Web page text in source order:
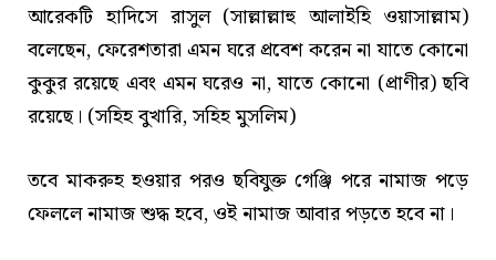
আরেকটি হাদিসে রাসুল (সাল্লাল্লাহু আলাইহি ওয়াসাল্লাম)
বলেছেন, ফেরেশতারা এমন ঘরে প্রবেশ করেন না যাতে কোনো
কুকুর রয়েছে এবং এমন ঘরেও না, যাতে কোনো (প্রাণীর) ছবি
রয়েছে। (সহিহ বুখারি, সহিহ মুসলিম)
তবে মাকরুহ হওয়ার পরও ছবিযুক্ত গেঞ্জি পরে নামাজ পড়ে
ফেললে নামাজ শুদ্ধ হবে, ওই নামাজ আবার পড়তে হবে না।